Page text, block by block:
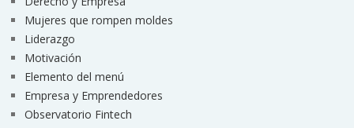
Mujeres que rompen moldes
Liderazgo
Motivación
Elemento del menú
Empresa y Emprendedores
Observatorio Fintech